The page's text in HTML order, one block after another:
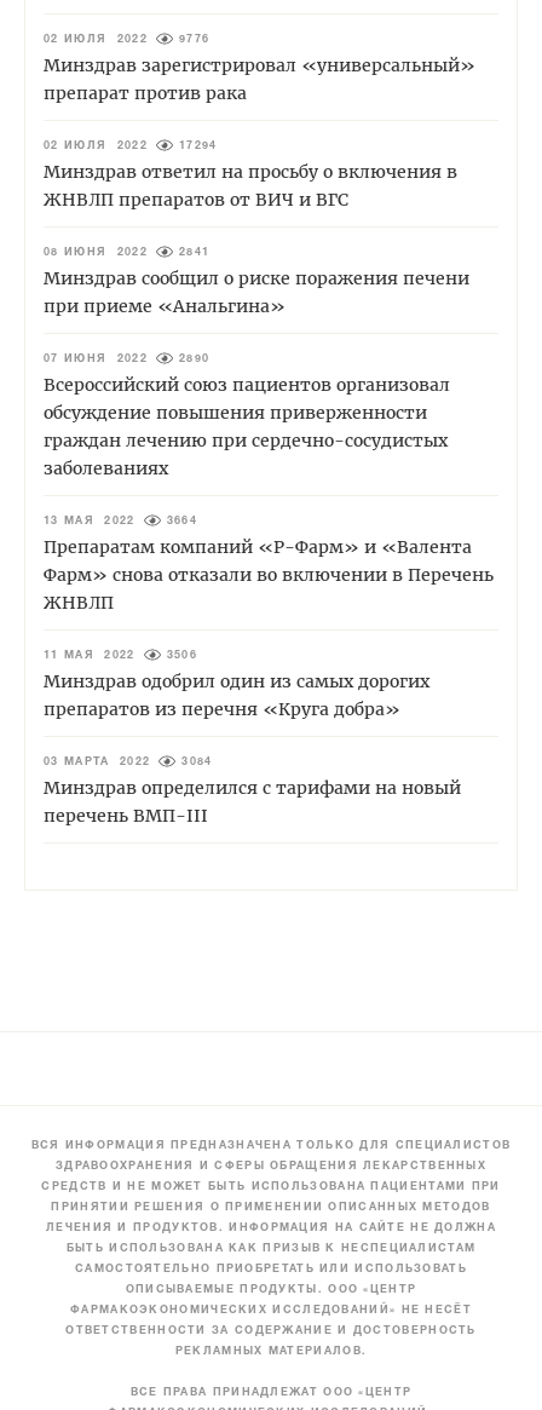
02 ИЮЛЯ 2022 9776
Минздрав зарегистрировал «универсальный»
препарат против рака
02 ИЮЛЯ 2022 17294
Минздрав ответил на просьбу о включения в
ЖНВЛП препаратов от ВИЧ и ВГС
08 ИЮНЯ 2022 2841
Минздрав сообщил о риске поражения печени
при приеме «Анальгина»
07 ИЮНЯ 2022 2890
Всероссийский союз пациентов организовал
обсуждение повышения приверженности
граждан лечению при сердечно-сосудистых
заболеваниях
13 МАЯ 2022 3664
Препаратам компаний «Р-Фарм» и «Валента
Фарм» снова отказали во включении в Перечень
ЖНВЛП
11 МАЯ 2022 3506
Минздрав одобрил один из самых дорогих
препаратов из перечня «Круга добра»
03 МАРТА 2022 3084
Минздрав определился с тарифами на новый
перечень ВМП-III
ВСЯ ИНФОРМАЦИЯ ПРЕДНАЗНАЧЕНА ТОЛЬКО ДЛЯ СПЕЦИАЛИСТОВ
ЗДРАВООХРАНЕНИЯ И СФЕРЫ ОБРАЩЕНИЯ ЛЕКАРСТВЕННЫХ
СРЕДСТВ И НЕ МОЖЕТ БЫТЬ ИСПОЛЬЗОВАНА ПАЦИЕНТАМИ ПРИ
ПРИНЯТИИ РЕШЕНИЯ О ПРИМЕНЕНИИ ОПИСАННЫХ МЕТОДОВ
ЛЕЧЕНИЯ И ПРОДУКТОВ. ИНФОРМАЦИЯ НА САЙТЕ НЕ ДОЛЖНА
БЫТЬ ИСПОЛЬЗОВАНА КАК ПРИЗЫВ К НЕСПЕЦИАЛИСТАМ
САМОСТОЯТЕЛЬНО ПРИОБРЕТАТЬ ИЛИ ИСПОЛЬЗОВАТЬ
ОПИСЫВАЕМЫЕ ПРОДУКТЫ. ООО «ЦЕНТР
ФАРМАКОЭКОНОМИЧЕСКИХ ИССЛЕДОВАНИЙ» НЕ НЕСЁТ
ОТВЕТСТВЕННОСТИ ЗА СОДЕРЖАНИЕ И ДОСТОВЕРНОСТЬ
РЕКЛАМНЫХ МАТЕРИАЛОВ.
ВСЕ ПРАВА ПРИНАДЛЕЖАТ ООО «ЦЕНТР